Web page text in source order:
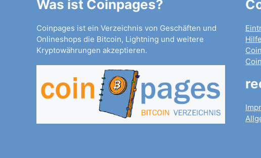
Was ist Coinpages?
Coinpages ist ein Verzeichnis von Geschäften und
Onlineshops die Bitcoin, Lightning und weitere
Kryptowährungen akzeptieren.